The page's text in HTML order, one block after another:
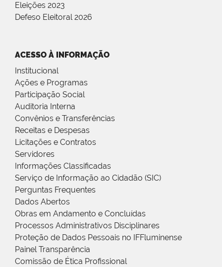
Eleições 2023
Defeso Eleitoral 2026
ACESSO À INFORMAÇÃO
Institucional
Ações e Programas
Participação Social
Auditoria Interna
Convênios e Transferências
Receitas e Despesas
Licitações e Contratos
Servidores
Informações Classificadas
Serviço de Informação ao Cidadão (SIC)
Perguntas Frequentes
Dados Abertos
Obras em Andamento e Concluídas
Processos Administrativos Disciplinares
Proteção de Dados Pessoais no IFFluminense
Painel Transparência
Comissão de Ética Profissional